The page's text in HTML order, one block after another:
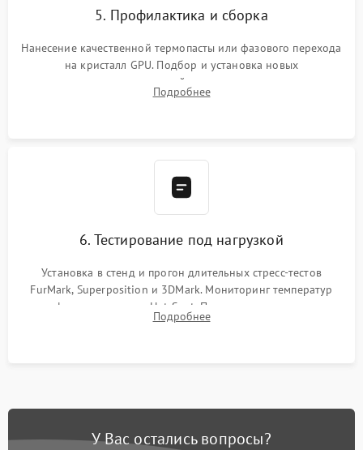
5. Профилактика и сборка
Нанесение качественной термопасты или фазового перехода
на кристалл GPU. Подбор и установка новых
термопрокладок правильной толщины на память и цепи
питания. Монтаж радиатора и бэкплейта, подключение и
Подробнее
6. Тестирование под нагрузкой
Установка в стенд и прогон длительных стресс-тестов
FurMark, Superposition и 3DMark. Мониторинг температур
графического чипа и Hot Spot. Проверка на отсутствие
артефактов изображения, вылетов драйвера и зависаний.
Подробнее
У Вас остались вопросы?